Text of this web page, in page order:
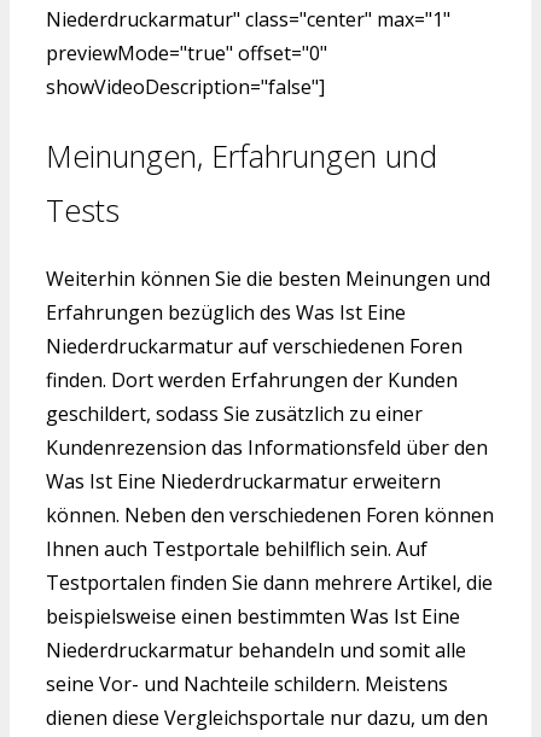
Niederdruckarmatur" class="center" max="1"
previewMode="true" offset="0"
showVideoDescription="false"]
Meinungen, Erfahrungen und
Tests
Weiterhin können Sie die besten Meinungen und
Erfahrungen bezüglich des Was Ist Eine
Niederdruckarmatur auf verschiedenen Foren
finden. Dort werden Erfahrungen der Kunden
geschildert, sodass Sie zusätzlich zu einer
Kundenrezension das Informationsfeld über den
Was Ist Eine Niederdruckarmatur erweitern
können. Neben den verschiedenen Foren können
Ihnen auch Testportale behilflich sein. Auf
Testportalen finden Sie dann mehrere Artikel, die
beispielsweise einen bestimmten Was Ist Eine
Niederdruckarmatur behandeln und somit alle
seine Vor- und Nachteile schildern. Meistens
dienen diese Vergleichsportale nur dazu, um den